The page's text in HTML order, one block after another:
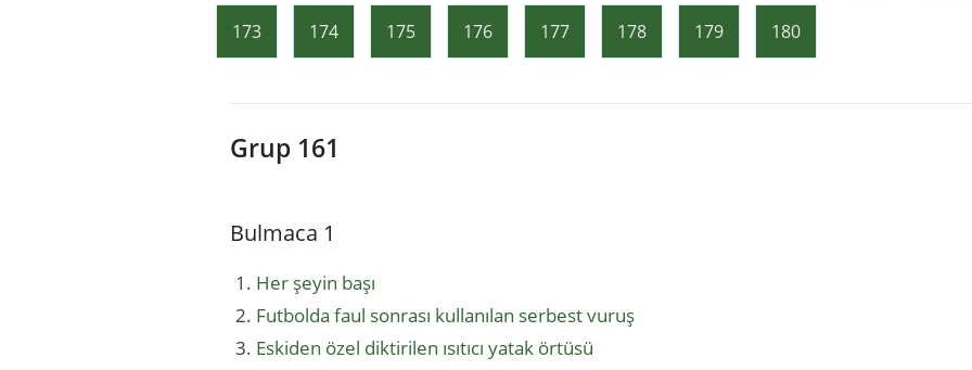
173 174 175 176 177 178 179 180
Grup 161
Bulmaca 1
Her şeyin başı
Futbolda faul sonrası kullanılan serbest vuruş
Eskiden özel diktirilen ısıtıcı yatak örtüsü